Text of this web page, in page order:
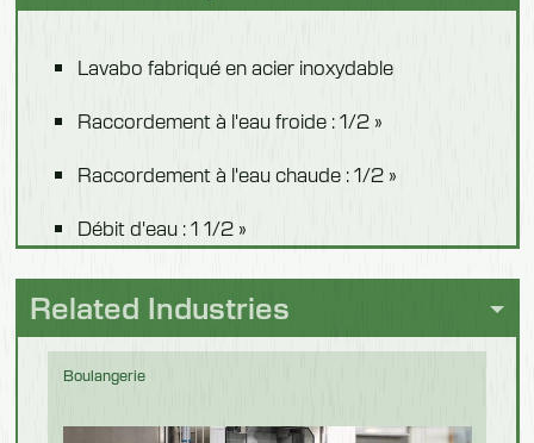
Lavabo fabriqué en acier inoxydable
Raccordement à l'eau froide : 1/2 »
Raccordement à l'eau chaude : 1/2 »
Débit d'eau : 1 1/2 »
Régulateur de température d'eau
Commande des genoux sur le panneau avant
ou commande par cellule sensorielle
Related Industries
Boulangerie